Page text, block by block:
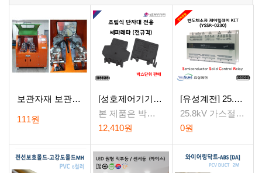
보관자재 보관자재 보관자재 보관자재 보관자재 보관자재 보관자재 보관자재 보관자재 보관자재 보관자재 보관자재 보관자재 보관자재 보관자재 보관자재 보관자재 보관자재 보관자재 보관자재 보관자재 보관자재 보관자재 보관자재 보관자재 보관자재 보관자재 보관자재 보관자재 보관자재 보관자재 보관자재 보관자재 보관자재 보관자재 보관자재 보관자재 보관자재 보관자재 보관자재 보관자재 보관자재 보관자재 보관자재
판
격
111원
[성호제어기기] 쎄파레타 전규격 조립식단자대용 액세서리 세파레타
본 제품은 박스단위 판매 제품입니다. 구매시 박스 당 수량을 꼭 확인하시고 구매 부탁드립니다.
판
가
격
12,410원
[유성계전] 25.8kV GIS용 반도체소자 제어 릴레이 KIT (YSSR-0230) - 견적전용제품
25.8kV 가스절연개폐기(GIS, Gas Insulated Switchgear)의 현장제어반 (LCP, Local Control Panel) 기능을 고속 PLC(Programmable Logic Controller) 화하여 전력용 반도체 소자와 밀폐형 릴레이를 결합한 Hybrid형으로 기존의 가스절연개폐장치에 사용되는 보조 계전기의 단점을 개선한 Kit형 제품.
판
가
격
0원